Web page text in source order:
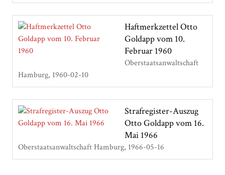
Haftmerkzettel Otto
Goldapp vom 10.
Februar 1960
Oberstaatsanwaltschaft
Hamburg 1960-02-10
Strafregister-Auszug
Otto Goldapp vom 16.
Mai 1966
Oberstaatsanwaltschaft Hamburg 1966-05-16